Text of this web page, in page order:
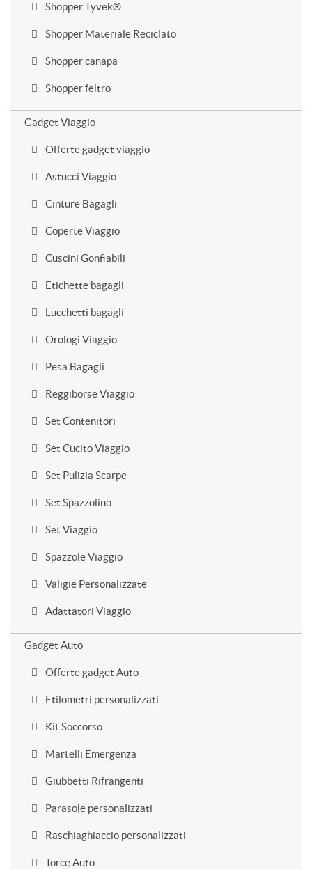
Shopper Tyvek®
Shopper Materiale Reciclato
Shopper canapa
Shopper feltro
Gadget Viaggio
Offerte gadget viaggio
Astucci Viaggio
Cinture Bagagli
Coperte Viaggio
Cuscini Gonfiabili
Etichette bagagli
Lucchetti bagagli
Orologi Viaggio
Pesa Bagagli
Reggiborse Viaggio
Set Contenitori
Set Cucito Viaggio
Set Pulizia Scarpe
Set Spazzolino
Set Viaggio
Spazzole Viaggio
Valigie Personalizzate
Adattatori Viaggio
Gadget Auto
Offerte gadget Auto
Etilometri personalizzati
Kit Soccorso
Martelli Emergenza
Giubbetti Rifrangenti
Parasole personalizzati
Raschiaghiaccio personalizzati
Torce Auto